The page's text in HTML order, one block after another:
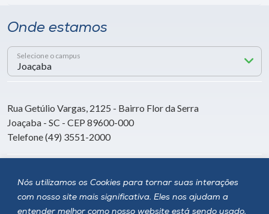
Nós utilizamos os Cookies para tornar suas interações
com nosso site mais significativa. Eles nos ajudam a
entender melhor como nosso website está sendo usado,
Onde estamos
Selecione o campus
Rua Getúlio Vargas, 2125 - Bairro Flor da Serra
Joaçaba - SC - CEP 89600-000
Telefone (49) 3551-2000
Siga a Unoesc